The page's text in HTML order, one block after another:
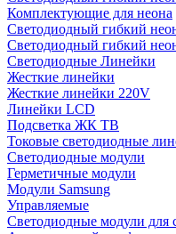
Комплектующие для неона
Светодиодный гибкий
Светодиодный гибкий
Светодиодные Линейки
Жесткие линейки
Жесткие линейки 220V
Линейки LCD
Подсветка ЖК ТВ
Токовые светодиодные
Светодиодные модули
Герметичные модули
Модули Samsung
Управляемые
Светодиодные модули для